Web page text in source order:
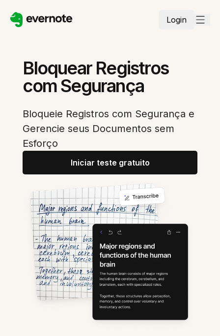
Login
Bloquear Registros
com Segurança
Bloqueie Registros com Segurança e
Gerencie seus Documentos sem
Esforço
Iniciar teste gratuito